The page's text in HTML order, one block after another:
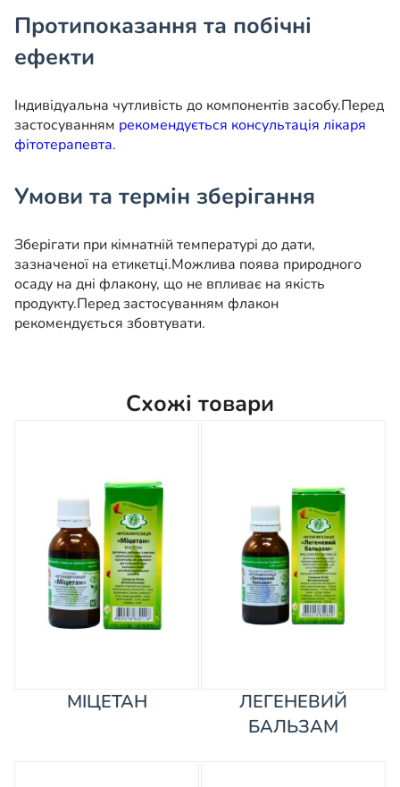
Протипоказання та побічні
ефекти
Індивідуальна чутливість до компонентів засобу.Перед
застосуванням рекомендується консультація лікаря
фітотерапевта.
Умови та термін зберігання
Зберігати при кімнатній температурі до дати,
зазначеної на етикетці.Можлива поява природного
осаду на дні флакону, що не впливає на якість
продукту.Перед застосуванням флакон
рекомендується збовтувати.
Схожі товари
МІЦЕТАН
ЛЕГЕНЕВИЙ
БАЛЬЗАМ